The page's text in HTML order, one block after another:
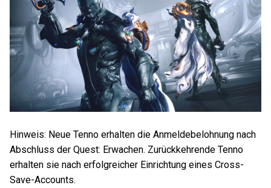
Hinweis: Neue Tenno erhalten die Anmeldebelohnung nach
Abschluss der Quest: Erwachen. Zurückkehrende Tenno
erhalten sie nach erfolgreicher Einrichtung eines Cross-
Save-Accounts.